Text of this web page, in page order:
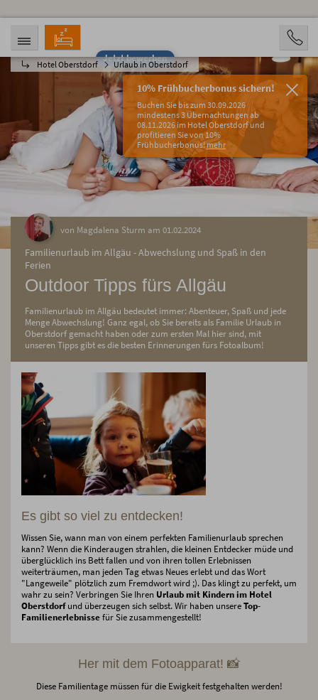
Jetzt bewerben
Hotel Oberstdorf Urlaub in Oberstdorf
10% Frühbucherbonus sichern!
Buchen Sie bis zum 30.09.2026
mindestens 3 Übernachtungen ab
08.11.2026 im Hotel Oberstdorf und
profitieren Sie von 10%
Frühbucherbonus!mehr
ANREISE
10.08.2026
ABREISE
15.08.2026
2 Personen
BUCHEN
von Magdalena Sturm am 01.02.2024
Familienurlaub im Allgäu - Abwechslung und Spaß in den
Ferien
Outdoor Tipps fürs Allgäu
Familienurlaub im Allgäu bedeutet immer: Abenteuer, Spaß und jede
Menge Abwechslung! Ganz egal, ob Sie bereits als Familie Urlaub in
Oberstdorf gemacht haben oder zum ersten Mal hier sind, mit
unseren Tipps gibt es die besten Erinnerungen fürs Fotoalbum!
Es gibt so viel zu entdecken!
Wissen Sie, wann man von einem perfekten Familienurlaub sprechen
kann? Wenn die Kinderaugen strahlen, die kleinen Entdecker müde und
überglücklich ins Bett fallen und von ihren tollen Erlebnissen
weiterträumen, man jeden Tag etwas Neues erlebt und das Wort
"Langeweile" plötzlich zum Fremdwort wird ;). Das klingt zu perfekt, um
wahr zu sein? Verbringen Sie Ihren Urlaub mit Kindern im Hotel
Oberstdorfund überzeugen sich selbst. Wir haben unsereTop-
Familienerlebnissefür Sie zusammengestellt!
Her mit dem Fotoapparat! 📸
Diese Familientage müssen für die Ewigkeit festgehalten werden!